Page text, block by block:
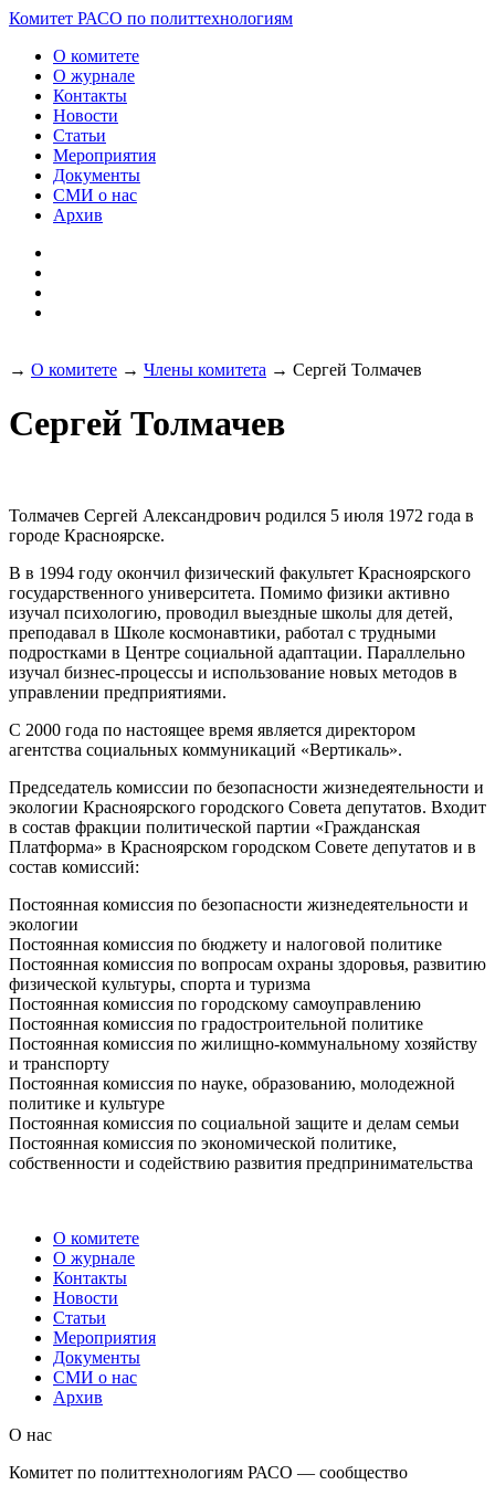
Комитет РАСО по политтехнологиям
О комитете
О журнале
Контакты
Новости
Статьи
Мероприятия
Документы
СМИ о нас
Архив
→ О комитете → Члены комитета → Сергей Толмачев
Сергей Толмачев
Толмачев Сергей Александрович родился 5 июля 1972 года в
городе Красноярске.
В в 1994 году окончил физический факультет Красноярского
государственного университета. Помимо физики активно
изучал психологию, проводил выездные школы для детей,
преподавал в Школе космонавтики, работал с трудными
подростками в Центре социальной адаптации. Параллельно
изучал бизнес-процессы и использование новых методов в
управлении предприятиями.
С 2000 года по настоящее время является директором
агентства социальных коммуникаций «Вертикаль».
Председатель комиссии по безопасности жизнедеятельности и
экологии Красноярского городского Совета депутатов. Входит
в состав фракции политической партии «Гражданская
Платформа» в Красноярском городском Совете депутатов и в
состав комиссий:
Постоянная комиссия по безопасности жизнедеятельности и
экологии
Постоянная комиссия по бюджету и налоговой политике
Постоянная комиссия по вопросам охраны здоровья, развитию
физической культуры, спорта и туризма
Постоянная комиссия по городскому самоуправлению
Постоянная комиссия по градостроительной политике
Постоянная комиссия по жилищно-коммунальному хозяйству
и транспорту
Постоянная комиссия по науке, образованию, молодежной
политике и культуре
Постоянная комиссия по социальной защите и делам семьи
Постоянная комиссия по экономической политике,
собственности и содействию развития предпринимательства
О комитете
О журнале
Контакты
Новости
Статьи
Мероприятия
Документы
СМИ о нас
Архив
О нас
Комитет по политтехнологиям РАСО — сообщество